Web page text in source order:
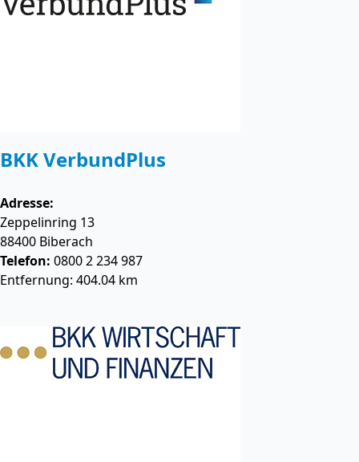
BKK VerbundPlus
Adresse:
Zeppelinring 13
88400 Biberach
Telefon: 0800 2 234 987
Entfernung: 404.04 km